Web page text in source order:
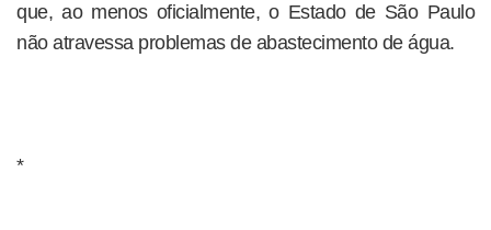
que, ao menos oficialmente, o Estado de São Paulo
não atravessa problemas de abastecimento de água.
*